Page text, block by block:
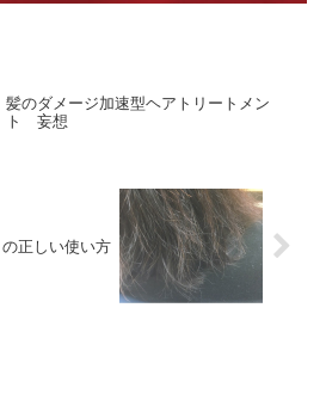
髪のダメージ加速型ヘアトリートメン
ト 妄想
正しい使い方